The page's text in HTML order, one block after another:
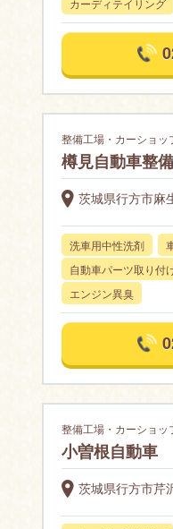
整備工場・カーショッ
樽見自動車整
茨城県行方市麻
洗車用中性洗剤
自動車パーツ取り付
エンジン異臭
整備工場・カーショッ
小曽根自動車
茨城県行方市芹